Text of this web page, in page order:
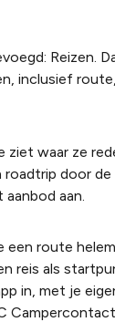
Reizen.
inclusief
ziet waar ze
door
aan.
route
reis als
in, met je